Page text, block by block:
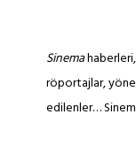
Sinema
röportajlar,
edilenler…